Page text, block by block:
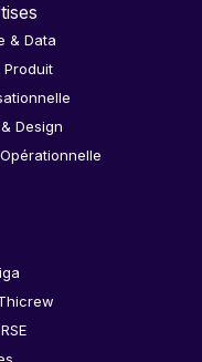
& Data
Produit
Design